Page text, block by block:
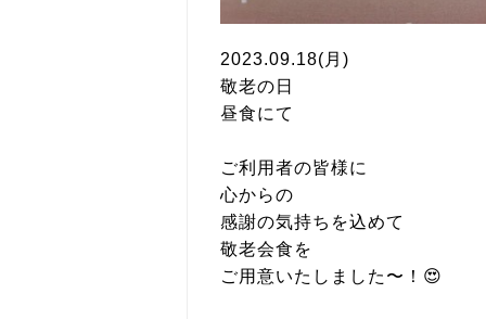
2023.09.18(月)
敬老の日
昼食にて
ご利用者の皆様に
心からの
感謝の気持ちを込めて
敬老会食を
ご用意いたしました〜！😍